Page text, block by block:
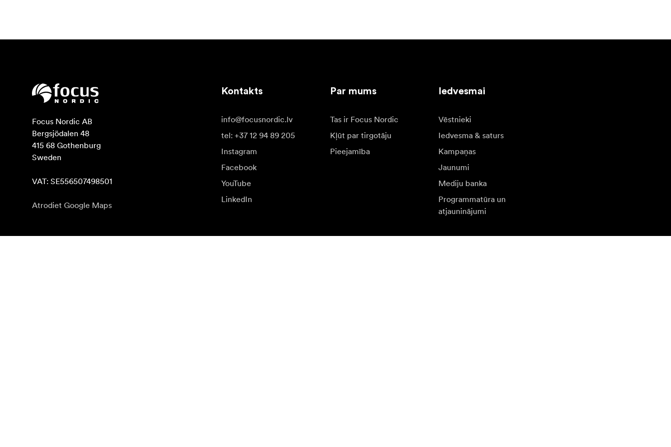
Focus Nordic AB
Bergsjödalen 48
415 68 Gothenburg
Sweden
VAT: SE556507498501
Atrodiet Google Maps
Kontakts
info@focusnordic.lv
tel: +37 12 94 89 205
Instagram
Facebook
YouTube
LinkedIn
Par mums
Tas ir Focus Nordic
Kļūt par tirgotāju
Pieejamība
Iedvesmai
Vēstnieki
Iedvesma & saturs
Kampaņas
Jaunumi
Mediju banka
Programmatūra un
atjauninājumi